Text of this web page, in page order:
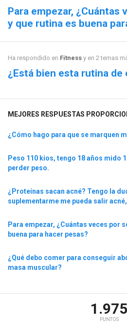
Para empezar, ¿Cuántas
y que rutina es buena
Ha respondido en Fitnessy en 2 temas
¿Está bien esta rutina
MEJORES RESPUESTAS
¿Cómo hago para que se marquen
Peso 110 kios, tengo 18 años mido
perder peso.
¿Proteínas sacan acné? Tengo la
suplementarme me pueda salir
Para empezar, ¿Cuántas veces por
buena para hacer pesas?
¿Qué debo comer para conseguir
masa muscular?
1.975
PUNTOS